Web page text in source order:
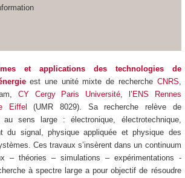
et applications des technologies de
est une unité mixte de recherche CNRS,
CY Cergy Paris Université, l’ ENS Rennes
Eiffel
(UMR 8029). Sa recherche relève de
sens large : électronique, électrotechnique,
du signal, physique appliquée et physique des
Ces travaux s’insèrent dans un continuum
– théories – simulations – expérimentations -
à spectre large a pour objectif de résoudre